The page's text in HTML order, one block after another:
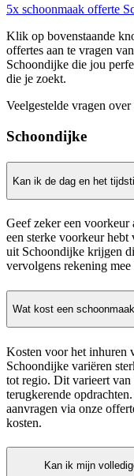
5x schoonmaak offerte
Klik op bovenstaande
offertes aan te vragen
Schoondijke die jou
die je zoekt.
Veelgestelde vragen
Schoondijke
Kan ik de dag en het
Geef zeker een
een sterke voorkeur
uit Schoondijke krijgen
vervolgens rekening mee
Wat kost een
Kosten voor het inhuren
Schoondijke variëren
tot regio. Dit varieert van
terugkerende
aanvragen via onze
kosten.
Kan ik mijn